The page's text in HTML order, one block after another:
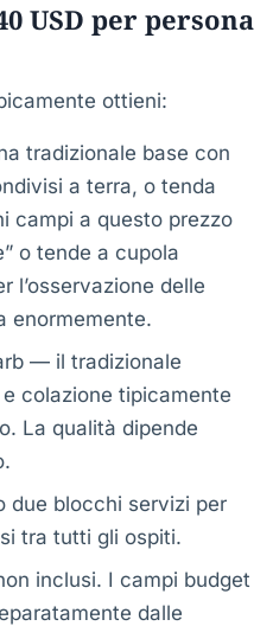
USD per persona
ottieni:
tradizionale base con
a terra, o tenda
campi a questo prezzo
o tende a cupola
l’osservazione delle
enormemente.
— il tradizionale
colazione tipicamente
La qualità dipende
due blocchi servizi per
tra tutti gli ospiti.
inclusi. I campi budget
dalle